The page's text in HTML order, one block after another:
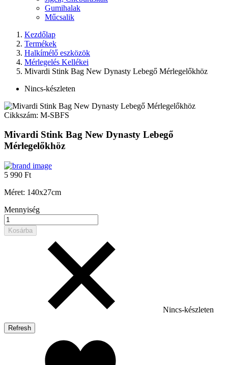
Gumihalak
Műcsalik
Kezdőlap
Termékek
Halkímélő eszközök
Mérlegelés Kellékei
Mivardi Stink Bag New Dynasty Lebegő Mérlegelőkhöz
Nincs-készleten
Cikkszám: M-SBFS
Mivardi Stink Bag New Dynasty Lebegő
Mérlegelőkhöz
5 990 Ft
Méret: 140x27cm
Mennyiség
Kosárba
Nincs-készleten